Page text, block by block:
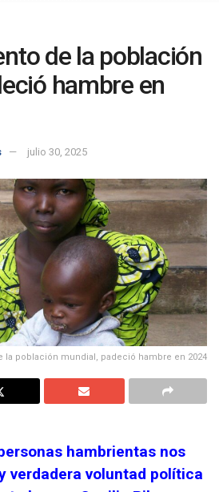
de la población
hambre en
julio 30, 2025
la población mundial, padeció hambre en 2024
hambrientas nos
verdadera voluntad política